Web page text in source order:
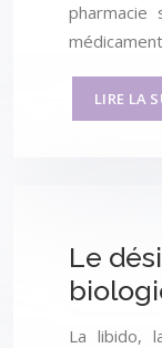
pharmacie
LIRE LA
Le
La libido,